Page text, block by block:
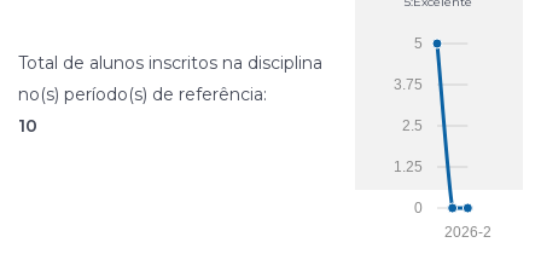
Total de alunos inscritos na disciplina
no(s) período(s) de referência:
10
0
1.25
2.5
3.75
5
2026-2